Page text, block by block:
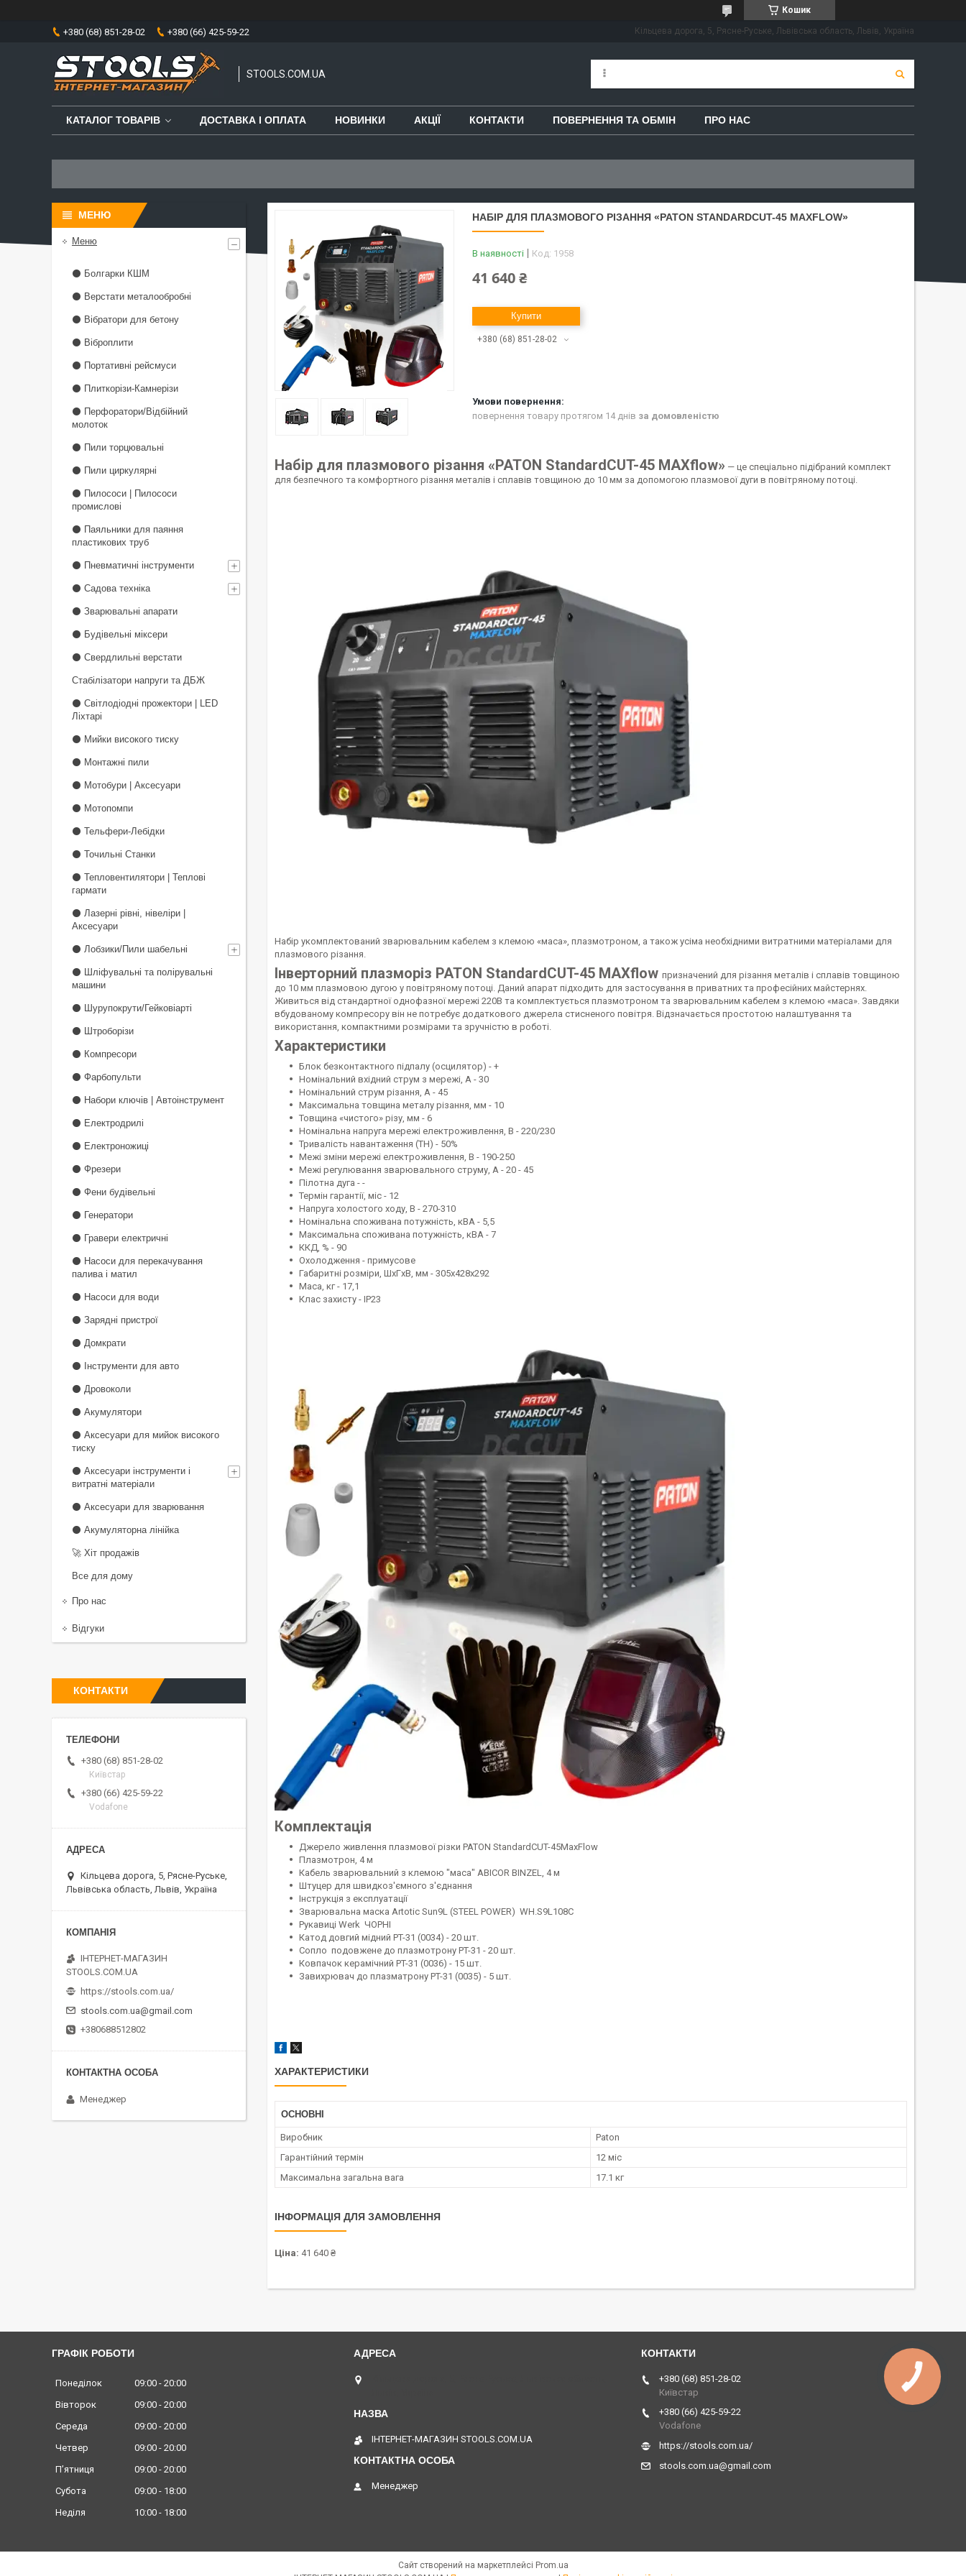
Кошик
+380 (68) 851-28-02 +380 (66) 425-59-22 Кільцева дорога, 5, Рясне-Руське, Львівська область, Львів, Україна
STOOLS.COM.UA
КАТАЛОГ ТОВАРІВ ДОСТАВКА І ОПЛАТА НОВИНКИ АКЦІЇ КОНТАКТИ ПОВЕРНЕННЯ ТА ОБМІН ПРО НАС
НАБІР ДЛЯ ПЛАЗМОВОГО РІЗАННЯ «PATON STANDARDCUT-45 MAXFLOW»
В наявності Код: 1958
41 640 ₴
Купити
+380 (68) 851-28-02
повернення товару протягом 14 днів за домовленістю
Набір для плазмового різання «PATON StandardCUT-45 MAXflow» — це спеціально підібраний комплект
для безпечного та комфортного різання металів і сплавів товщиною до 10 мм за допомогою плазмової дуги в повітряному потоці.
Набір укомплектований зварювальним кабелем з клемою «маса», плазмотроном, а також усіма необхідними витратними матеріалами для
плазмового різання.
Інверторний плазморіз PATON StandardCUT-45 MAXflow призначений для різання металів і сплавів товщиною
до 10 мм плазмовою дугою у повітряному потоці. Даний апарат підходить для застосування в приватних та професійних майстернях.
Живиться від стандартної однофазної мережі 220В та комплектується плазмотроном та зварювальним кабелем з клемою «маса». Завдяки
вбудованому компресору він не потребує додаткового джерела стисненого повітря. Відзначається простотою налаштування та
використання, компактними розмірами та зручністю в роботі.
Характеристики
Блок безконтактного підпалу (осцилятор) - +
Номінальний вхідний струм з мережі, А - 30
Номінальний струм різання, А - 45
Максимальна товщина металу різання, мм - 10
Товщина «чистого» різу, мм - 6
Номінальна напруга мережі електроживлення, В - 220/230
Тривалість навантаження (ТН) - 50%
Межі зміни мережі електроживлення, В - 190-250
Межі регулювання зварювального струму, А - 20 - 45
Пілотна дуга - -
Термін гарантії, міс - 12
Напруга холостого ходу, В - 270-310
Номінальна споживана потужність, кВА - 5,5
Максимальна споживана потужність, кВA - 7
ККД, % - 90
Охолодження - примусове
Габаритні розміри, ШxГxВ, мм - 305х428х292
Маса, кг - 17,1
Клас захисту - IP23
Комплектація
Джерело живлення плазмової різки PATON StandardCUT-45MaxFlow
Плазмотрон, 4 м
Кабель зварювальний з клемою "маса" ABICOR BINZEL, 4 м
Штуцер для швидкоз'ємного з'єднання
Інструкція з експлуатації
Зварювальна маска Artotic Sun9L (STEEL POWER) WH.S9L108C
Рукавиці Werk ЧОРНІ
Катод довгий мідний PT-31 (0034) - 20 шт.
Сопло подовжене до плазмотрону PT-31 - 20 шт.
Ковпачок керамічний PT-31 (0036) - 15 шт.
Завихрювач до плазматрону PT-31 (0035) - 5 шт.
ХАРАКТЕРИСТИКИ
ОСНОВНІ
Виробник
Paton
Гарантійний термін
12 міс
Максимальна загальна вага
17.1 кг
ІНФОРМАЦІЯ ДЛЯ ЗАМОВЛЕННЯ
Ціна: 41 640 ₴
Меню
⚫ Болгарки КШМ
⚫ Верстати металообробні
⚫ Вібратори для бетону
⚫ Віброплити
⚫ Портативні рейсмуси
⚫ Плиткорізи-Камнерізи
⚫ Перфоратори/Відбійний
молоток
⚫ Пили торцювальні
⚫ Пили циркулярні
⚫ Пилососи | Пилососи
промислові
⚫ Паяльники для паяння
пластикових труб
⚫ Пневматичні інструменти
⚫ Садова техніка
⚫ Зварювальні апарати
⚫ Будівельні міксери
⚫ Свердлильні верстати
Стабілізатори напруги та ДБЖ
⚫ Світлодіодні прожектори | LED
Ліхтарі
⚫ Мийки високого тиску
⚫ Монтажні пили
⚫ Мотобури | Аксесуари
⚫ Мотопомпи
⚫ Тельфери-Лебідки
⚫ Точильні Станки
⚫ Тепловентилятори | Теплові
гармати
⚫ Лазерні рівні, нівеліри |
Аксесуари
⚫ Лобзики/Пили шабельні
⚫ Шліфувальні та полірувальні
машини
⚫ Шурупокрути/Гейковіарті
⚫ Штроборізи
⚫ Компресори
⚫ Фарбопульти
⚫ Набори ключів | Автоінструмент
⚫ Електродрилі
⚫ Електроножиці
⚫ Фрезери
⚫ Фени будівельні
⚫ Генератори
⚫ Гравери електричні
⚫ Насоси для перекачування
палива і матил
⚫ Насоси для води
⚫ Зарядні пристрої
⚫ Домкрати
⚫ Інструменти для авто
⚫ Дровоколи
⚫ Акумулятори
⚫ Аксесуари для мийок високого
тиску
⚫ Аксесуари інструменти і
витратні матеріали
⚫ Аксесуари для зварювання
⚫ Акумуляторна лінійка
🚀 Хіт продажів
Все для дому
Про нас
Відгуки
КОНТАКТИ
+380 (68) 851-28-02
Київстар
+380 (66) 425-59-22
Vodafone
Кільцева дорога, 5, Рясне-Руське,
Львівська область, Львів, Україна
ІНТЕРНЕТ-МАГАЗИН
STOOLS.COM.UA
https://stools.com.ua/
stools.com.ua@gmail.com
+380688512802
Менеджер
ГРАФІК РОБОТИ
Понеділок 09:00
20:00
Вівторок
09:00
20:00
Середа
09:00
20:00
Четвер
09:00
20:00
Пʼятниця
09:00
20:00
Субота
09:00
18:00
Неділя
10:00 18:00
ІНТЕРНЕТ-МАГАЗИН STOOLS.COM.UA
Менеджер
+380 (68) 851-28-02
Київстар
+380 (66) 425-59-22
Vodafone
https://stools.com.ua/
stools.com.ua@gmail.com
Сайт створений на маркетплейсі Prom.ua